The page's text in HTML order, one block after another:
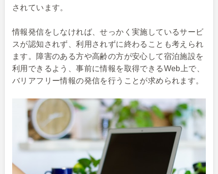
されています。
情報発信をしなければ、せっかく実施しているサービ
スが認知されず、利用されずに終わることも考えられ
ます。障害のある方や高齢の方が安心して宿泊施設を
利用できるよう、事前に情報を取得できるWeb上で、
バリアフリー情報の発信を行うことが求められます。